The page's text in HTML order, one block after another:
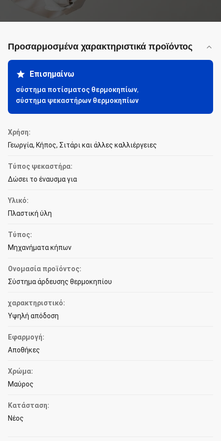
Προσαρμοσμένα χαρακτηριστικά προϊόντος
Επισημαίνω
σύστημα ποτίσματος θερμοκηπίων,
σύστημα ψεκαστήρων θερμοκηπίων
Χρήση:
Γεωργία, Κήπος, Σιτάρι και άλλες καλλιέργειες
Τύπος ψεκαστήρα:
Δώσει το έναυσμα για
Υλικό:
Πλαστική ύλη
Τύπος:
Μηχανήματα κήπων
Ονομασία προϊόντος:
Σύστημα άρδευσης θερμοκηπίου
χαρακτηριστικό:
Υψηλή απόδοση
Εφαρμογή:
Αποθήκες
Χρώμα:
Μαύρος
Κατάσταση:
Νέος